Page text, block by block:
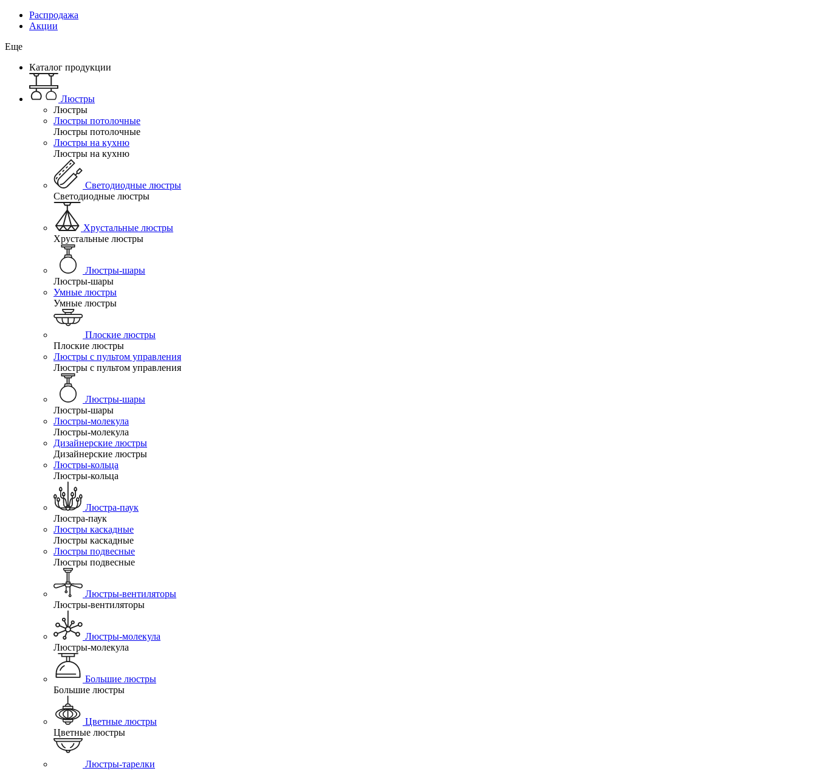
Распродажа
Акции
Еще
Каталог продукции
Люстры
Люстры
Люстры потолочные
Люстры потолочные
Люстры на кухню
Люстры на кухню
Светодиодные люстры
Светодиодные люстры
Хрустальные люстры
Хрустальные люстры
Люстры-шары
Люстры-шары
Умные люстры
Умные люстры
Плоские люстры
Плоские люстры
Люстры с пультом управления
Люстры с пультом управления
Люстры-шары
Люстры-шары
Люстры-молекула
Люстры-молекула
Дизайнерские люстры
Дизайнерские люстры
Люстры-кольца
Люстры-кольца
Люстра-паук
Люстра-паук
Люстры каскадные
Люстры каскадные
Люстры подвесные
Люстры подвесные
Люстры-вентиляторы
Люстры-вентиляторы
Люстры-молекула
Люстры-молекула
Большие люстры
Большие люстры
Цветные люстры
Цветные люстры
Люстры-тарелки